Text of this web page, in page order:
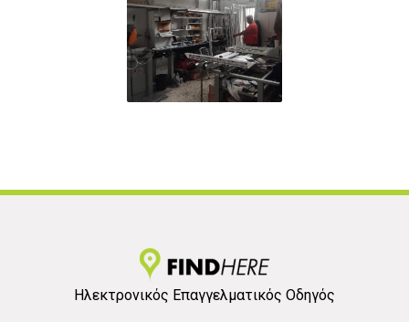
Ηλεκτρονικός Επαγγελματικός Οδηγός